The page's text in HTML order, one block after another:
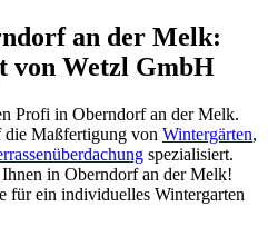
an der Melk:
von Wetzl GmbH
Profi in Oberndorf an der Melk.
die Maßfertigung von Wintergärten,
spezialisiert.
in Oberndorf an der Melk!
für ein individuelles Wintergarten